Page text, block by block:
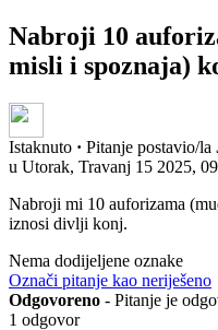
Nabroji 10
misli i spoznaja)
Istaknuto · Pitanje postavio/la
u Utorak, Travanj 15 2025,
Nabroji mi 10 auforizama
iznosi divlji konj.
Nema dodijeljene oznake
Označi pitanje kao neriješeno
Odgovoreno - Pitanje je
1 odgovor